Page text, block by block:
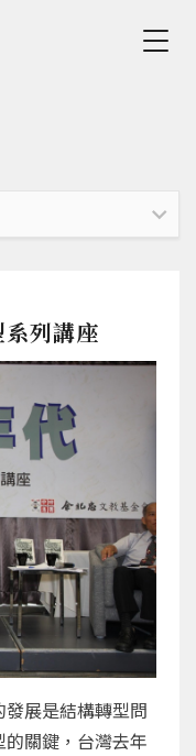
列講座
展是結構轉型問
關鍵，台灣去年